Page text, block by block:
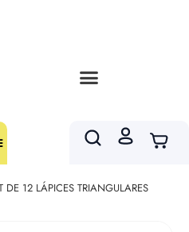
DE 12 LÁPICES TRIANGULARES